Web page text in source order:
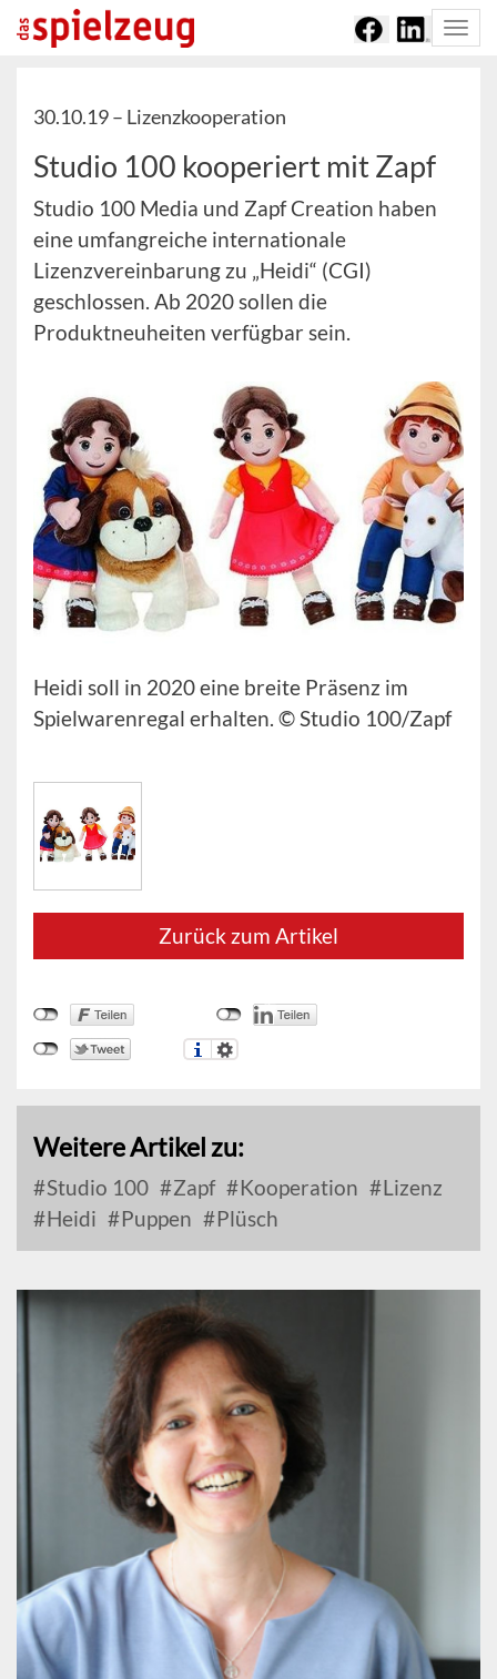
30.10.19 – Lizenzkooperation
Studio 100 kooperiert mit Zapf
Studio 100 Media und Zapf Creation haben
eine umfangreiche internationale
Lizenzvereinbarung zu „Heidi“ (CGI)
geschlossen. Ab 2020 sollen die
Produktneuheiten verfügbar sein.
Heidi soll in 2020 eine breite Präsenz im
Spielwarenregal erhalten. © Studio 100/Zapf
Zurück zum Artikel
Weitere Artikel zu:
Studio 100 Zapf Kooperation
Lizenz
Heidi
Puppen Plüsch